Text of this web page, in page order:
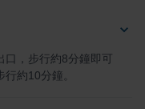
口，步行約8分鐘即可
約10分鐘。